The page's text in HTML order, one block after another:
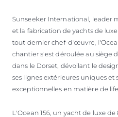
Sunseeker International, leader
et la fabrication de yachts de
tout dernier chef-d'œuvre,
chantier s'est déroulée au siège
dans le Dorset, dévoilant le
ses lignes extérieures uniques et
exceptionnelles en matière de
L'Ocean 156, un yacht de luxe